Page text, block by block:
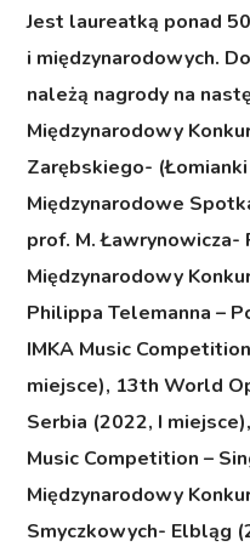
Jest laureatką ponad
i międzynarodowych.
należą nagrody na
Międzynarodowy
Zarębskiego-
Międzynarodowe
prof. M. Ławrynowicza-
Międzynarodowy
Philippa Telemanna –
IMKA Music
miejsce), 13th World
Serbia (2022, I
Music Competition –
Międzynarodowy
Smyczkowych- Elbląg